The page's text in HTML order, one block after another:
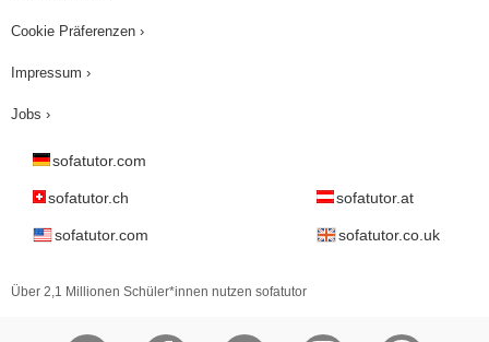
Cookie Präferenzen ›
Impressum ›
Jobs ›
sofatutor.com
sofatutor.ch sofatutor.at
sofatutor.com sofatutor.co.uk
Über 2,1 Millionen Schüler*innen nutzen sofatutor